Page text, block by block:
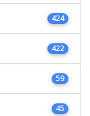
424
422
59
45